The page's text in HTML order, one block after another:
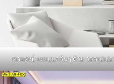
ตกแต่งบ้านแบบคลีนๆ ด้วย วอลเปเป